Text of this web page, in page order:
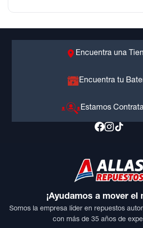
Encuentra una
Encuentra tu
Estamos
¡Ayudamos a mover el
Somos la empresa líder en repuestos
con más de 35 años de